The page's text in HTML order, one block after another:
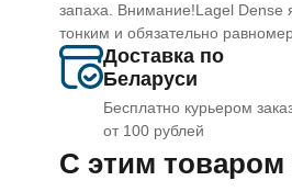
запаха. Внимание!Lagel Dense
тонким и обязательно
Доставка по
Беларуси
Бесплатно курьером
от 100 рублей
C этим товаром